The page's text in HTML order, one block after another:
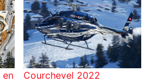
en
Courchevel 2022